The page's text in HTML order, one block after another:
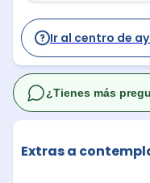
Ir al centro de
Extras a
¿Tienes más